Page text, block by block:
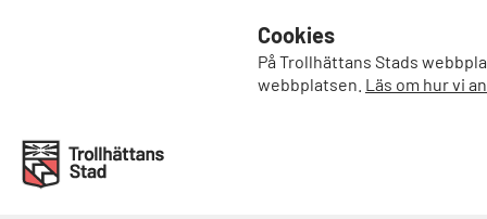
Cookies
På Trollhättans Stads
webbplatsen. Läs om hur vi